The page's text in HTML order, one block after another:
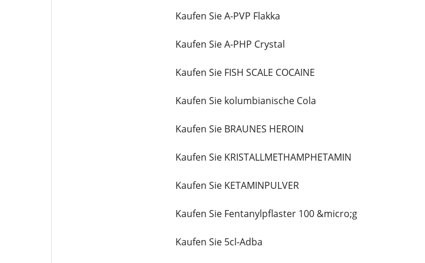
Kaufen Sie A-PVP Flakka
Kaufen Sie A-PHP Crystal
Kaufen Sie FISH SCALE COCAINE
Kaufen Sie kolumbianische Cola
Kaufen Sie BRAUNES HEROIN
Kaufen Sie KRISTALLMETHAMPHETAMIN
Kaufen Sie KETAMINPULVER
Kaufen Sie Fentanylpflaster 100 &micro;g
Kaufen Sie 5cl-Adba